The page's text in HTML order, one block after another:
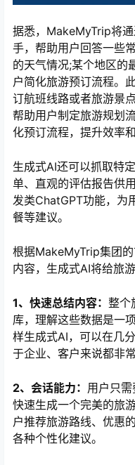
据悉，MakeMyTrip将
手，帮助用户回答一些
的天气情况;某个地区的
户简化旅游预订流程。
订航班线路或者旅游景
帮助用户制定旅游规划
化预订流程，提升效率
生成式AI还可以抓取特
单、直观的评估报告供
发类ChatGPT功能，为
餐等建议。
根据MakeMyTrip集团
内容，生成式AI将给旅
1、快速总结内容： 整个
库，理解这些数据是一
样生成式AI，可以在几
于企业、客户来说都非常
2、会话能力： 用户只
快速生成一个完美的旅
户推荐旅游路线、优惠
各种个性化建议。